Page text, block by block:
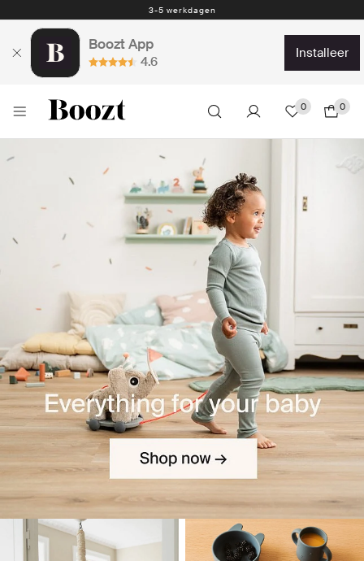
3-5 werkdagen
Eenvoudig retourneren - slechts € 4,49
Boozt App
4.6
installeer
0 0